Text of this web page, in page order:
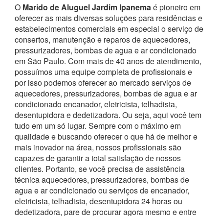
O Marido de Aluguel Jardim Ipanemaé pioneiro em
oferecer as mais diversas soluções para residências e
estabelecimentos comerciais em especial o serviço de
consertos, manutenção e reparos de aquecedores,
pressurizadores, bombas de agua e ar condicionado
em São Paulo. Com mais de 40 anos de atendimento,
possuímos uma equipe completa de profissionais e
por isso podemos oferecer ao mercado serviços de
aquecedores, pressurizadores, bombas de agua e ar
condicionado encanador, eletricista, telhadista,
desentupidora e dedetizadora. Ou seja, aqui você tem
tudo em um só lugar. Sempre com o máximo em
qualidade e buscando oferecer o que há de melhor e
mais inovador na área, nossos profissionais são
capazes de garantir a total satisfação de nossos
clientes. Portanto, se você precisa de assistência
técnica aquecedores, pressurizadores, bombas de
agua e ar condicionado ou serviços de encanador,
eletricista, telhadista, desentupidora 24 horas ou
dedetizadora, pare de procurar agora mesmo e entre